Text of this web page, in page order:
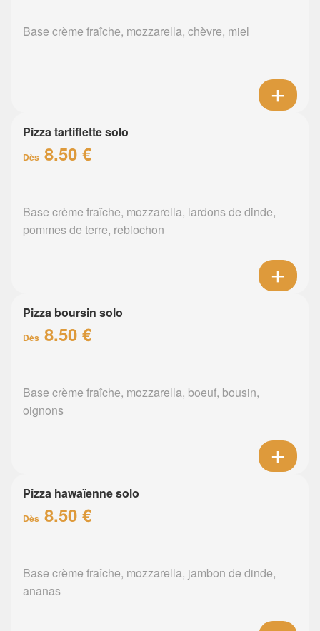
Base crème fraîche, mozzarella, chèvre, miel
Pizza tartiflette solo
Dès 8.50 €
Base crème fraîche, mozzarella, lardons de dinde,
pommes de terre, reblochon
Pizza boursin solo
Dès 8.50 €
Base crème fraîche, mozzarella, boeuf, bousin,
oignons
Pizza hawaïenne solo
Dès 8.50 €
Base crème fraîche, mozzarella, jambon de dinde,
ananas